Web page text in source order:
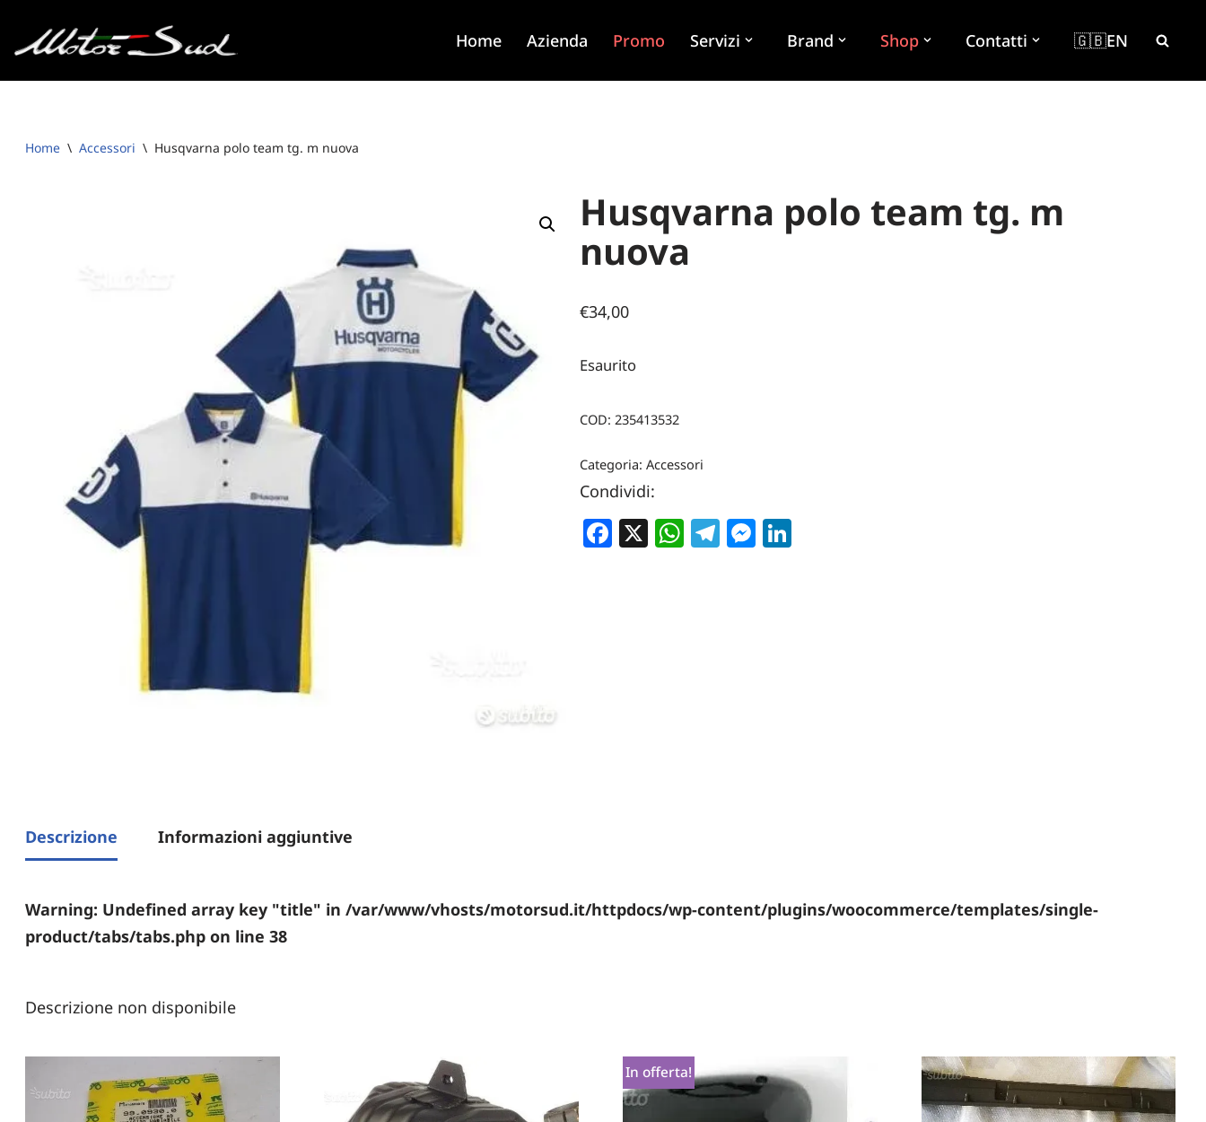
Vai
al
Home Azienda Promo Servizi Brand Shop Contatti 🇬🇧EN
Home \ Accessori \ Husqvarna polo team tg. m nuova
Husqvarna polo team tg. m
nuova
€34,00
Esaurito
COD: 235413532
Categoria:Accessori
Condividi:
Facebook
X WhatsApp
Telegram
Messenger
Descrizione Informazioni aggiuntive
Warning: Undefined array key "title" in/var/www/vhosts/motorsud.it/httpdocs/wp-content/plugins/woocommerce/templates/single-
product/tabs/tabs.php on line38
Descrizione non disponibile
In offerta!